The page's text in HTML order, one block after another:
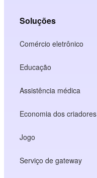
Soluções
Comércio eletrônico
Educação
Assistência médica
Economia dos criadores
Jogo
Serviço de gateway